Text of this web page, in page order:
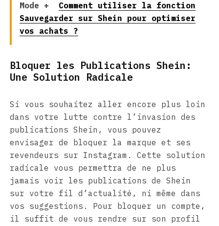
Mode +
Comment utiliser la fonction
Sauvegarder sur Shein pour optimiser
vos achats ?
Bloquer les Publications Shein:
Une Solution Radicale
Si vous souhaitez aller encore plus loin
dans votre lutte contre l’invasion des
publications Shein, vous pouvez
envisager de bloquer la marque et ses
revendeurs sur Instagram. Cette solution
radicale vous permettra de ne plus
jamais voir les publications de Shein
sur votre fil d’actualité, ni même dans
vos suggestions. Pour bloquer un compte,
il suffit de vous rendre sur son profil